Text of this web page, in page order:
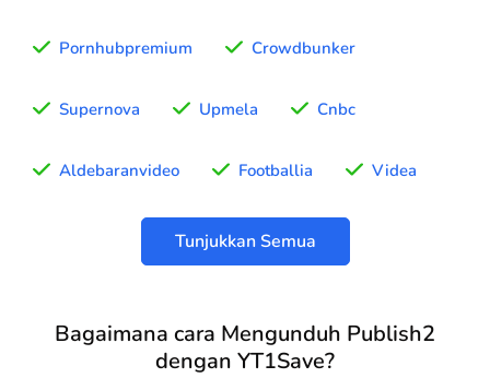
Pornhubpremium Crowdbunker
Supernova Upmela Cnbc
Aldebaranvideo Footballia Videa
Tunjukkan Semua
Bagaimana cara Mengunduh Publish2
dengan YT1Save?